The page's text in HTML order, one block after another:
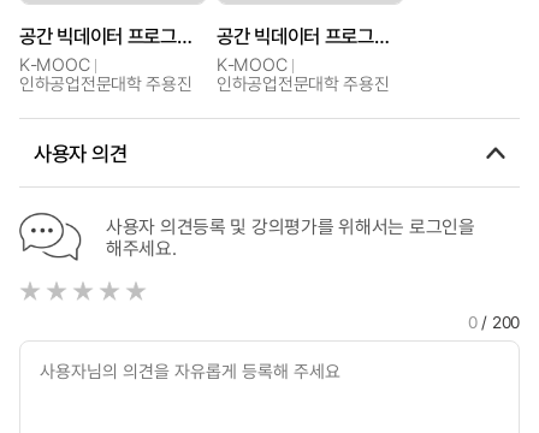
공간 빅데이터 프로그래밍[Geo-Big Data Programming]
K-MOOC
인하공업전문대학 주용진
공간 빅데이터 프로그래밍[Geo-Big Data Programming]
K-MOOC
인하공업전문대학 주용진
사용자 의견
사용자 의견등록 및 강의평가를 위해서는 로그인을
해주세요.
0/ 200